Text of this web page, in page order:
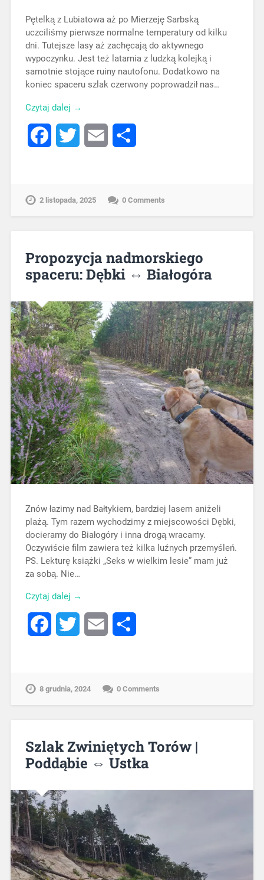
Pętelką z Lubiatowa aż po Mierzeję Sarbską
uczciliśmy pierwsze normalne temperatury od kilku
dni. Tutejsze lasy aż zachęcają do aktywnego
wypoczynku. Jest też latarnia z ludzką kolejką i
samotnie stojące ruiny nautofonu. Dodatkowo na
koniec spaceru szlak czerwony poprowadził nas…
Czytaj dalej →
FacebookTwitter Email
2 listopada, 2025 0 Comments
Propozycja nadmorskiego
spaceru: Dębki ⇔ Białogóra
Znów łazimy nad Bałtykiem, bardziej lasem aniżeli
plażą. Tym razem wychodzimy z miejscowości Dębki,
docieramy do Białogóry i inna drogą wracamy.
Oczywiście film zawiera też kilka luźnych przemyśleń.
PS. Lekturę książki „Seks w wielkim lesie” mam już
za sobą. Nie…
Czytaj dalej →
FacebookTwitter Email
8 grudnia, 2024 0 Comments
Szlak Zwiniętych Torów |
Poddąbie ⇔ Ustka